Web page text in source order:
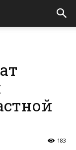
183